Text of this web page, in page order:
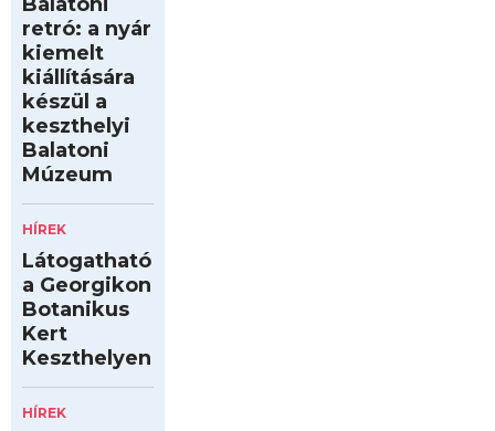
retró: a nyár
kiemelt
kiállítására
készül a
keszthelyi
Balatoni
Múzeum
HÍREK
Látogatható
a Georgikon
Botanikus
Kert
Keszthelyen
HÍREK